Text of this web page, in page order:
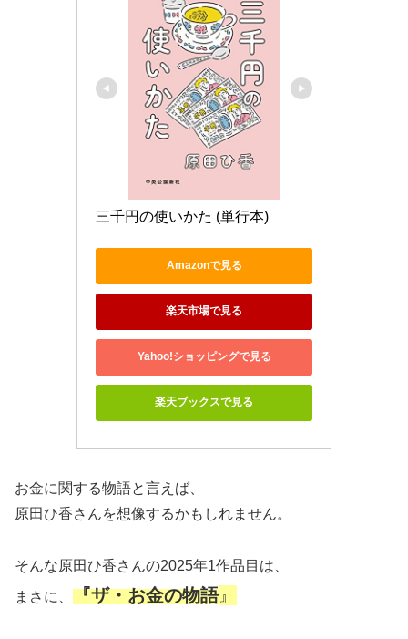
三千円の使いかた (単行本)
Amazonで見る
楽天市場で見る
Yahoo!ショッピングで見る
楽天ブックスで見る
お金に関する物語と言えば、
原田ひ香さんを想像するかもしれません。
そんな原田ひ香さんの2025年1作品目は、
まさに、 『ザ・お金の物語 』